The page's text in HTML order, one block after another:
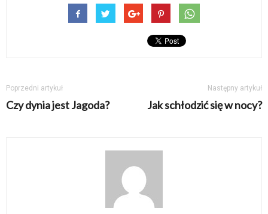
Poprzedni artykuł
Czy dynia jest Jagoda?
Następny artykuł
Jak schłodzić się w nocy?